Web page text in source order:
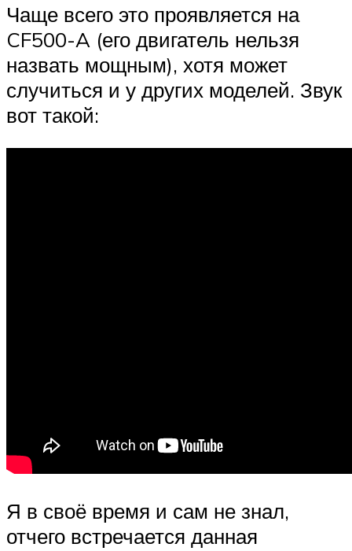
Чаще всего это проявляется на
CF500-A (его двигатель нельзя
назвать мощным), хотя может
случиться и у других моделей. Звук
вот такой:
Я в своё время и сам не знал,
отчего встречается данная